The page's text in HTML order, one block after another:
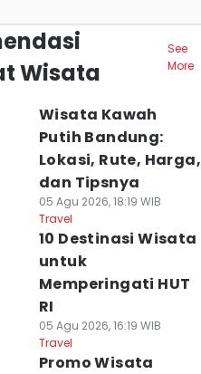
Wisata
See
More
Wisata Kawah
Putih Bandung:
Lokasi, Rute, Harga,
dan Tipsnya
05 Agu 2026, 18:19 WIB
Travel
10 Destinasi Wisata
untuk
Memperingati HUT
RI
05 Agu 2026, 16:19 WIB
Travel
Promo Wisata